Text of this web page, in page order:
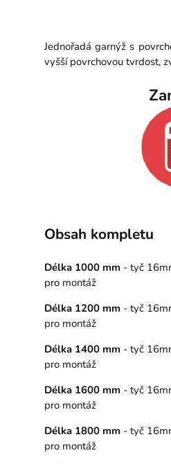
Jednořadá garnýž s
vyšší povrchovou tvrdost,
Obsah kompletu
Délka 1000 mm - tyč
pro montáž
Délka 1200 mm - tyč
pro montáž
Délka 1400 mm - tyč
pro montáž
Délka 1600 mm - tyč
pro montáž
Délka 1800 mm - tyč
pro montáž